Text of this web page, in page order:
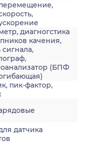
диагногстика
качения,
сигнала,
(БПФ
огибающая)
пик-фактор,
датчика